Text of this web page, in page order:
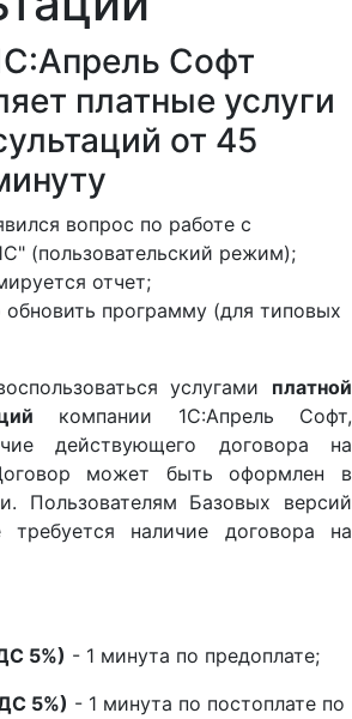
Софт
платные услуги
от 45
вопрос по работе с
(пользовательский режим);
отчет;
программу (для типовых
услугами платной
компании 1С:Апрель Софт,
действующего договора на
может быть оформлен в
Пользователям Базовых версий
наличие договора на
5%) - 1 минута по предоплате;
5%) - 1 минута по постоплате по